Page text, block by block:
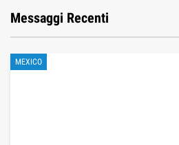
Messaggi Recenti
MEXICO